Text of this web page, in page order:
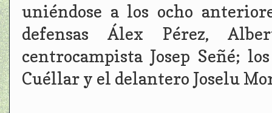
uniéndose a los ocho
defensas Álex Pérez,
centrocampista Josep Señé;
Cuéllar y el delantero Joselu